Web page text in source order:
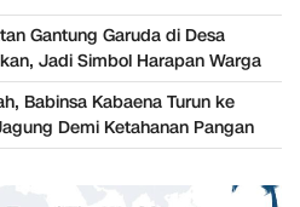
Gantung Garuda di Desa
Jadi Simbol Harapan Warga
Babinsa Kabaena Turun ke
Demi Ketahanan Pangan